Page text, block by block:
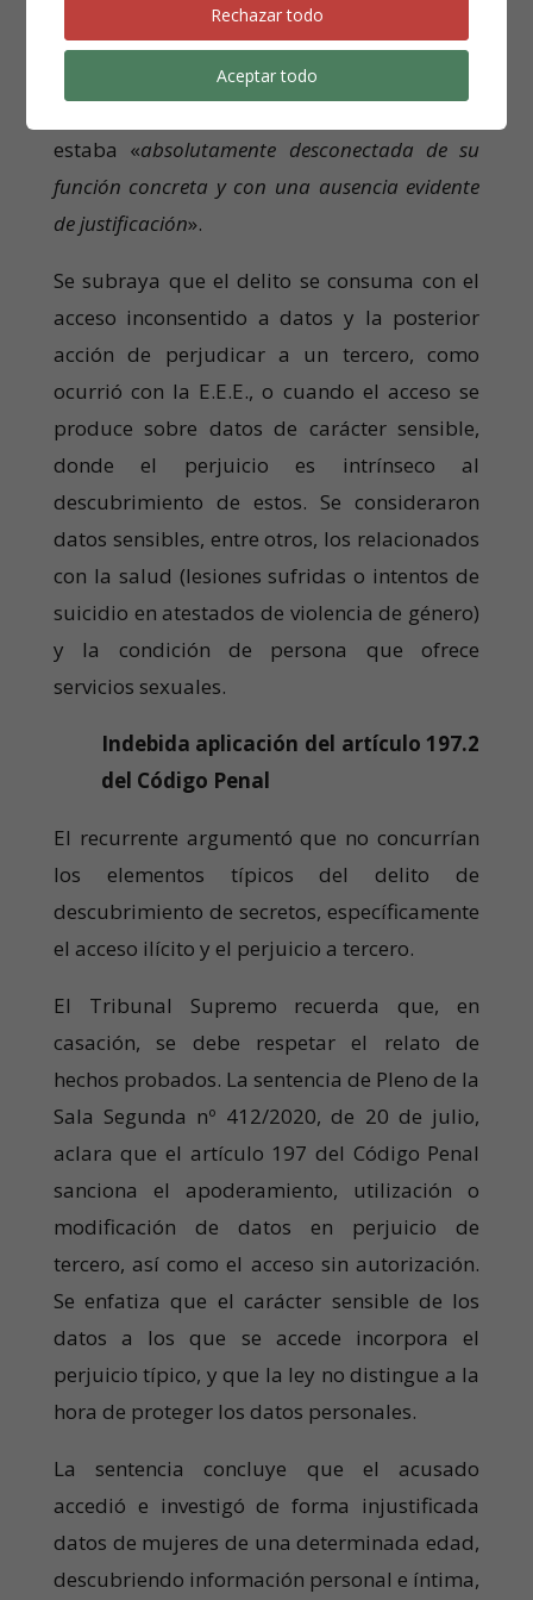
respuesta racional y pormenorizada a los
medios de prueba existentes. Se confirmó
estaba «absolutamente desconectada de su
función concreta y con una ausencia evidente
de justificación».
Se subraya que el delito se consuma con el
acceso inconsentido a datos y la posterior
acción de perjudicar a un tercero, como
ocurrió con la E.E.E., o cuando el acceso se
produce sobre datos de carácter sensible,
donde el perjuicio es intrínseco al
descubrimiento de estos. Se consideraron
datos sensibles, entre otros, los relacionados
con la salud (lesiones sufridas o intentos de
suicidio en atestados de violencia de género)
y la condición de persona que ofrece
servicios sexuales.
Indebida aplicación del artículo 197.2
del Código Penal
El recurrente argumentó que no concurrían
los elementos típicos del delito de
descubrimiento de secretos, específicamente
el acceso ilícito y el perjuicio a tercero.
El Tribunal Supremo recuerda que, en
casación, se debe respetar el relato de
hechos probados. La sentencia de Pleno de la
Sala Segunda nº 412/2020, de 20 de julio,
aclara que el artículo 197 del Código Penal
sanciona el apoderamiento, utilización o
modificación de datos en perjuicio de
tercero, así como el acceso sin autorización.
Se enfatiza que el carácter sensible de los
datos a los que se accede incorpora el
perjuicio típico, y que la ley no distingue a la
hora de proteger los datos personales.
La sentencia concluye que el acusado
accedió e investigó de forma injustificada
datos de mujeres de una determinada edad,
descubriendo información personal e íntima,
Rechazar todo
Aceptar todo